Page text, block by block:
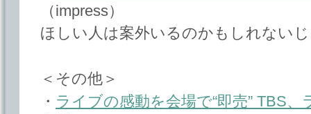
（impress）
ほしい人は案外いるのかもしれない
＜その他＞
・ ライブの感動を会場で“即売” TBS